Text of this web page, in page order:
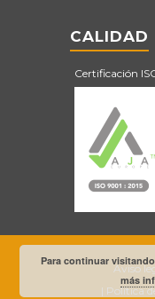
CALIDAD
Certificación
Aviso
Política
Para continuar
más